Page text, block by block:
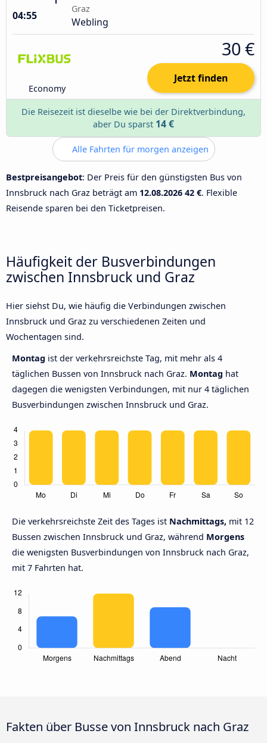
04:55
Graz
Webling
Economy
30 €
Jetzt finden
Die Reisezeit ist dieselbe wie bei der Direktverbindung,
aber Du sparst 14 €
Alle Fahrten für morgen anzeigen
Bestpreisangebot: Der Preis für den günstigsten Bus von
Innsbruck nach Graz beträgt am 12.08.2026 42 €. Flexible
Reisende sparen bei den Ticketpreisen.
Häufigkeit der Busverbindungen
zwischen Innsbruck und Graz
Hier siehst Du, wie häufig die Verbindungen zwischen
Innsbruck und Graz zu verschiedenen Zeiten und
Wochentagen sind.
Montag ist der verkehrsreichste Tag, mit mehr als 4
täglichen Bussen von Innsbruck nach Graz. Montag hat
dagegen die wenigsten Verbindungen, mit nur 4 täglichen
Busverbindungen zwischen Innsbruck und Graz.
Die verkehrsreichste Zeit des Tages ist Nachmittags, mit 12
Bussen zwischen Innsbruck und Graz, während Morgens
die wenigsten Busverbindungen von Innsbruck nach Graz,
mit 7 Fahrten hat.
Fakten über Busse von Innsbruck nach Graz